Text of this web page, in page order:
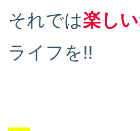
それでは楽し
ライフを!!